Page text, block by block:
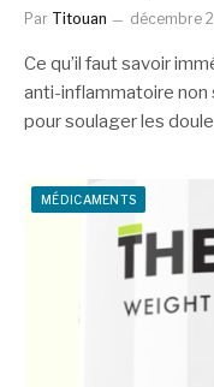
Par Titouan décembre
Ce qu’il faut savoir
anti-inflammatoire
pour soulager les
MÉDICAMENTS